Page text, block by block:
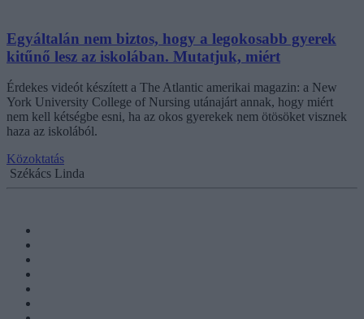
Egyáltalán nem biztos, hogy a legokosabb gyerek
kitűnő lesz az iskolában. Mutatjuk, miért
Érdekes videót készített a The Atlantic amerikai magazin: a New
York University College of Nursing utánajárt annak, hogy miért
nem kell kétségbe esni, ha az okos gyerekek nem ötösöket visznek
haza az iskolából.
Közoktatás
Székács Linda